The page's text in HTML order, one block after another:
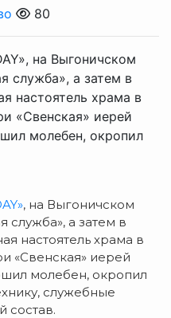
80
на Выгоничском
служба», а затем в
настоятель храма в
«Свенская» иерей
молебен, окропил
, на Выгоничском
служба», а затем в
настоятель храма в
«Свенская» иерей
молебен, окропил
служебные
состав.